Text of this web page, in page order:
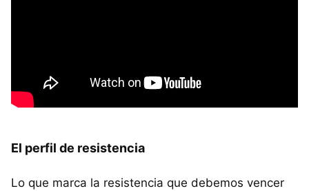
El perfil de resistencia
Lo que marca la resistencia que debemos vencer